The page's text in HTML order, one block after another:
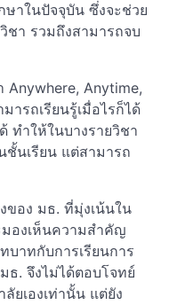
ษาในปัจจุบัน ซึ่งจะช่วย
ชา รวมถึงสามารถจบ
Anywhere, Anytime,
ารถเรียนรู้เมื่อไรก็ได้
ทำให้ในบางรายวิชา
ชั้นเรียน แต่สามารถ
ของ มธ. ที่มุ่งเน้นใน
มองเห็นความสำคัญ
าทกับการเรียนการ
. จึงไม่ได้ตอบโจทย์
ยเองเท่านั้น แต่ยัง